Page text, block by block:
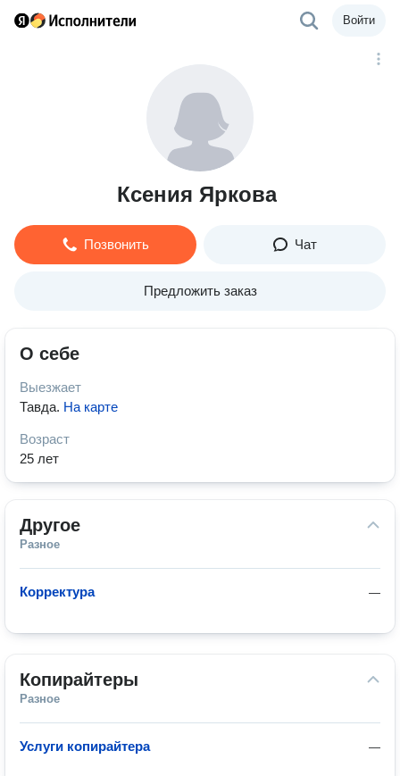
Войти
Ксения Яркова
Позвонить Чат
Предложить заказ
О себе
Выезжает
Тавда. На карте
Возраст
25 лет
Другое
Разное
—
Корректура
Копирайтеры
Разное
—
Услуги копирайтера